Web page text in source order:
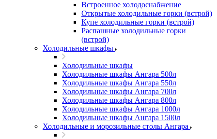
Встроенное холодоснабжение
Открытые холодильные горки (встрой)
Купе холодильные горки (встрой)
Распашные холодильные горки
(встрой)
Холодильные шкафы
Холодильные шкафы
Холодильные шкафы Ангара 500л
Холодильные шкафы Ангара 550л
Холодильные шкафы Ангара 700л
Холодильные шкафы Ангара 800л
Холодильные шкафы Ангара 1000л
Холодильные шкафы Ангара 1500л
Холодильные и морозильные столы Ангара